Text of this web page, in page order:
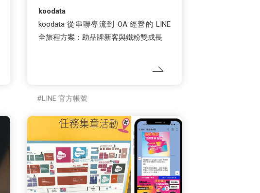
koodata
koodata 從串聯導流到 OA 經營的 LINE
全旅程方案：助品牌新客與鐵粉雙成長
LINE 官方帳號